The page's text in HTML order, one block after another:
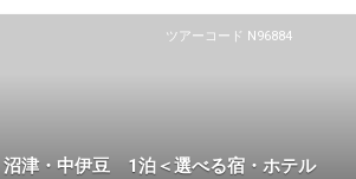
ツアーコード N96884
津・中伊豆 1泊＜選べる宿・ホテル